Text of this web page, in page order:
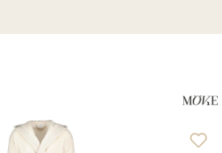
von 4.72 von 5 Sternen